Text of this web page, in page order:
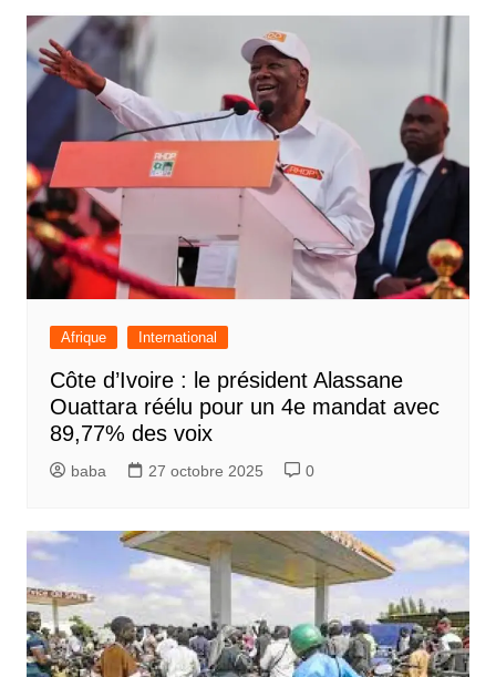
Afrique International
Côte d’Ivoire : le président Alassane
Ouattara réélu pour un 4e mandat avec
89,77% des voix
baba 27 octobre 2025 0